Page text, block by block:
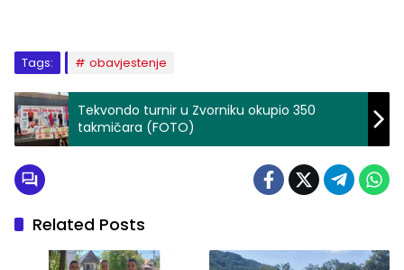
Tags: obavjestenje
Tekvondo turnir u Zvorniku okupio 350
takmičara (FOTO)
Related Posts